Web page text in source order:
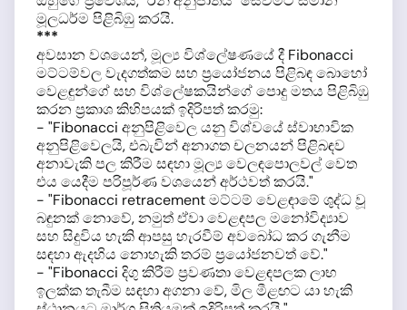
මූලධර්ම පිළිබිඹු කරයි.
***
අවසාන වශයෙන්, මූල්‍ය විශ්ලේෂණයේ දී Fibonacci
මට්ටම්වල වැදගත්කම සහ ප්‍රයෝජනය පිළිබඳ බොහෝ
වෙළඳුන්ගේ සහ විශ්ලේෂකයින්ගේ පොදු මතය පිළිබිඹු
කරන ප්‍රකාශ කිහිපයක් ඉදිරිපත් කරමු:
- "Fibonacci අනුපිළිවෙල යනු විශ්වයේ ස්වාභාවික
අනුපිළිවෙලයි, එබැවින් අනාගත චලනයන් පිළිබඳව
අනාවැකි පල කිරීම සඳහා මූල්‍ය වෙලඳපොලවල් වෙත
එය යෙදීම පරිපූර්ණ වශයෙන් අර්ථවත් කරයි."
- "Fibonacci retracement මට්ටම් වෙළඳාමේ ශුද්ධ වූ
බඳුනක් නොවේ, නමුත් ඒවා වෙළඳපල මනෝවිද්‍යාව
සහ සිදුවිය හැකි ආපසු හැරවීම් අවබෝධ කර ගැනීම
සඳහා ඇදහිය නොහැකි තරම් ප්‍රයෝජනවත් වේ."
- "Fibonacci දිගු කිරීම් ප්‍රවණතා වෙළඳපලක ලාභ
ඉලක්ක තැබීම සඳහා අගනා වේ, මිල මීළඟට යා හැකි